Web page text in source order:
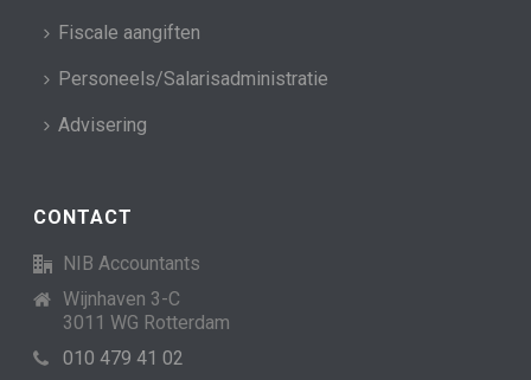
Fiscale aangiften
Personeels/Salarisadministratie
Advisering
CONTACT
NIB Accountants
Wijnhaven 3-C
3011 WG Rotterdam
010 479 41 02